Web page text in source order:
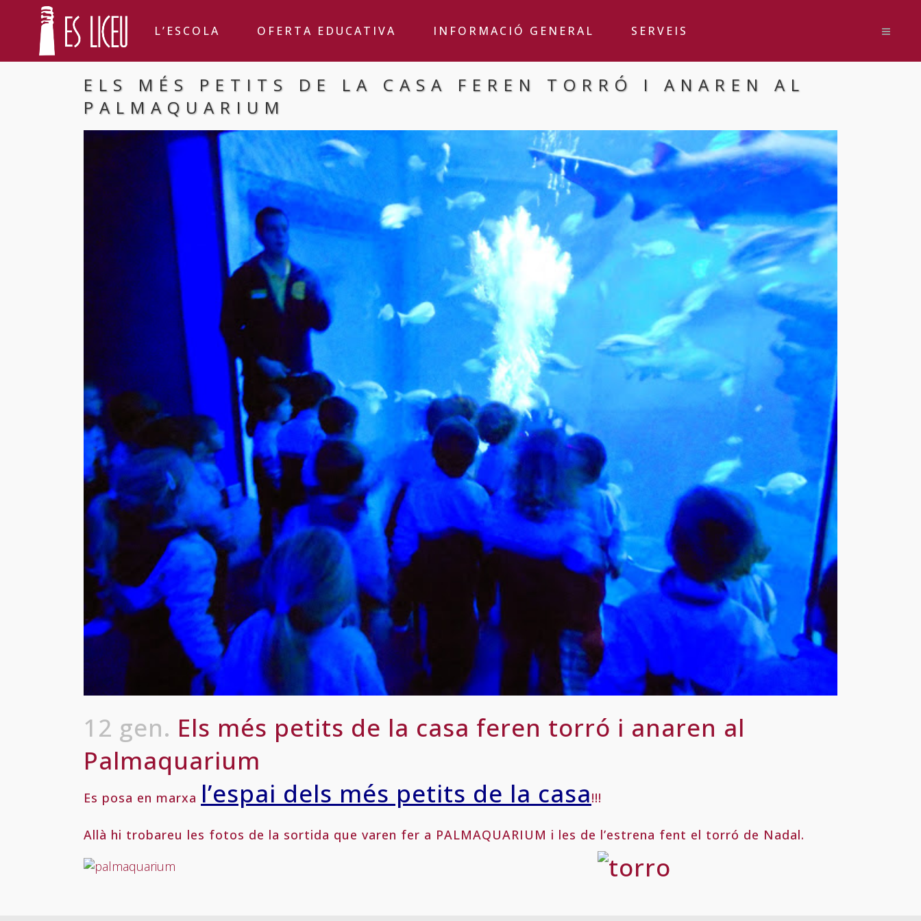
L’ESCOLA OFERTA EDUCATIVA INFORMACIÓ GENERAL SERVEIS
ELS MÉS PETITS DE LA CASA FEREN TORRÓ I ANAREN AL
PALMAQUARIUM
12 gen. Els més petits de la casa feren torró i anaren al
Palmaquarium
Es posa en marxa l’espai dels més petits de la casa!!!
Allà hi trobareu les fotos de la sortida que varen fer a PALMAQUARIUM i les de l’estrena fent el torró de Nadal.